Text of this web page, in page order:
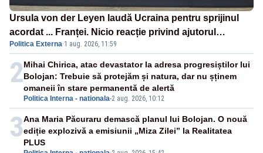
Ursula von der Leyen laudă Ucraina pentru sprijinul
acordat ... Franței. Nicio reacție privind ajutorul
energetic promis României
Politica Externa·1 aug. 2026, 11:59
2
Politica Interna - nationala-2 aug. 2026, 10:12
Mihai Chirica, atac devastator la adresa progresiștilor lui
Bolojan: Trebuie să protejăm și natura, dar nu șținem
omaneii în stare permanentă de alertă
3Ana Maria Păcuraru demască planul lui Bolojan. O nouă
ediție explozivă a emisiunii „Miza Zilei” la Realitatea
PLUS